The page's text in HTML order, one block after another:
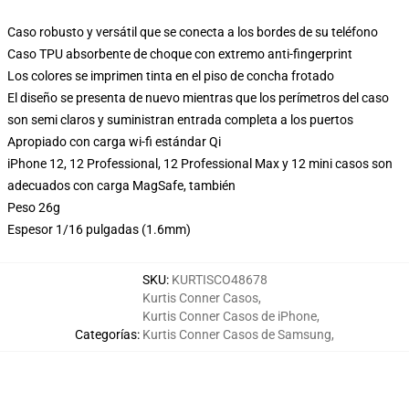
Caso robusto y versátil que se conecta a los bordes de su teléfono
Caso TPU absorbente de choque con extremo anti-fingerprint
Los colores se imprimen tinta en el piso de concha frotado
El diseño se presenta de nuevo mientras que los perímetros del caso
son semi claros y suministran entrada completa a los puertos
Apropiado con carga wi-fi estándar Qi
iPhone 12, 12 Professional, 12 Professional Max y 12 mini casos son
adecuados con carga MagSafe, también
Peso 26g
Espesor 1/16 pulgadas (1.6mm)
SKU: KURTISCO48678
Categorías:
Kurtis Conner Casos,
Kurtis Conner Casos de iPhone,
Kurtis Conner Casos de Samsung,